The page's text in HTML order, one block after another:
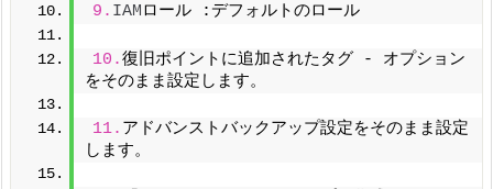
9. IAMロール :デフォルトのロール
10.復旧ポイントに追加されたタグ - オプション
をそのまま設定します。
11. アドバンストバックアップ設定をそのまま設定
します。